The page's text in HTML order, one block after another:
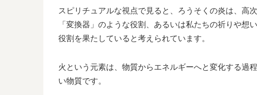
スピリチュアルな視点で見ると、ろうそくの炎は、高
「変換器」のような役割、あるいは私たちの祈りや想
役割を果たしていると考えられています。
火という元素は、物質からエネルギーへと変化する過
い物質です。